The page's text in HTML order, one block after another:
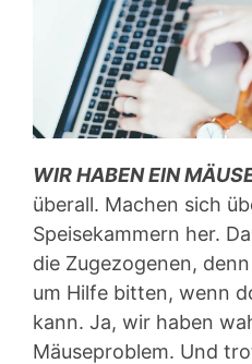
WIR HABEN EIN
überall. Machen sich
Speisekammern her.
die Zugezogenen,
um Hilfe bitten, wenn
kann. Ja, wir haben
Mäuseproblem. Und